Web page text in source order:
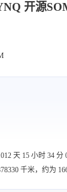
开源
天15 小时 34 分
千米，约为